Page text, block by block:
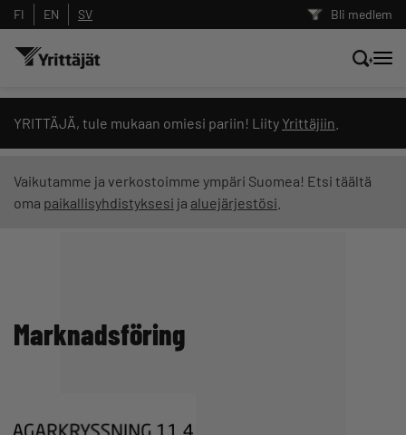
Bli medlem
FI EN SV
YRITTÄJÄ, tule mukaan omiesi pariin! Liity Yrittäjiin
Vaikutamme ja verkostoimme ympäri Suomea! Etsi täältä
oma paikallisyhdistyksesi ja aluejärjestösi
Marknadsföring
Sök nyheter, innehåll och utbildningar